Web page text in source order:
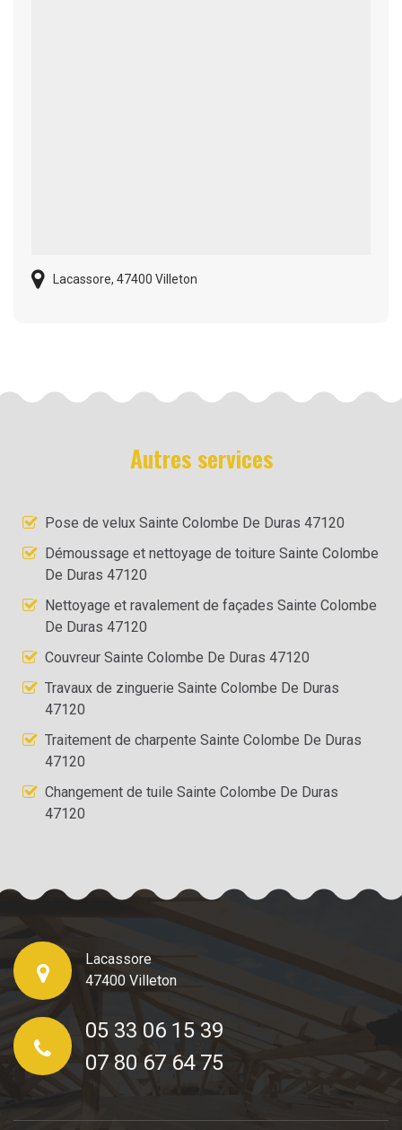
Lacassore, 47400 Villeton
Autres services
Pose de velux Sainte Colombe De Duras 47120
Démoussage et nettoyage de toiture Sainte Colombe
De Duras 47120
Nettoyage et ravalement de façades Sainte Colombe
De Duras 47120
Couvreur Sainte Colombe De Duras 47120
Travaux de zinguerie Sainte Colombe De Duras
47120
Traitement de charpente Sainte Colombe De Duras
47120
Changement de tuile Sainte Colombe De Duras
47120
Lacassore
47400 Villeton
05 33 06 15 39
07 80 67 64 75